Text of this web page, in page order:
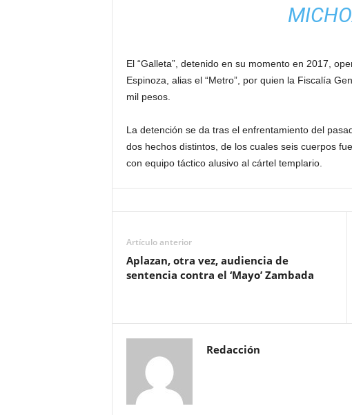
El “Galleta”, detenido en su momento en 2017,
Espinoza, alias el “Metro”, por quien la Fiscalía
mil pesos.
La detención se da tras el enfrentamiento del
dos hechos distintos, de los cuales seis cuerpos
con equipo táctico alusivo al cártel templario.
Artículo anterior
Aplazan, otra vez, audiencia de
sentencia contra el ‘Mayo’ Zambada
Redacción